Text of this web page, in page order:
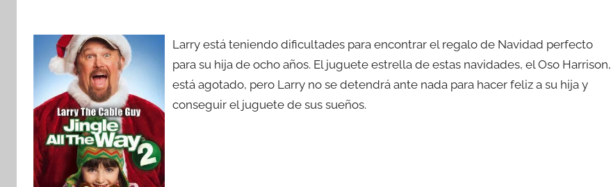
Larry está teniendo dificultades para encontrar el regalo de Navidad perfecto
para su hija de ocho años. El juguete estrella de estas navidades, el Oso Harrison,
está agotado, pero Larry no se detendrá ante nada para hacer feliz a su hija y
conseguir el juguete de sus sueños.